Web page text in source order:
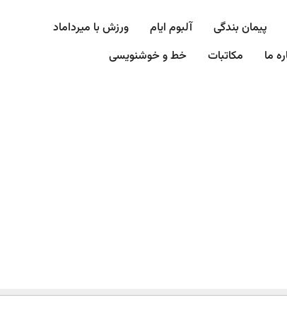
پیمان بندگی آلبوم ایام
ورزش با میرداماد​
ما مکاتبات خط و خوشنویسی